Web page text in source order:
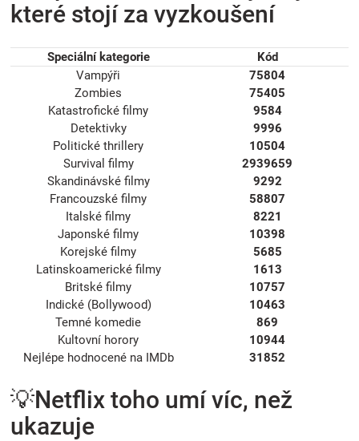
které stojí za vyzkoušení
Speciální kategorie
Kód
Vampýři
75804
Zombies
75405
Katastrofické filmy
9584
Detektivky
9996
Politické thrillery
10504
Survival filmy
2939659
Skandinávské filmy
9292
Francouzské filmy
58807
Italské filmy
8221
Japonské filmy
10398
Korejské filmy
5685
Latinskoamerické filmy
1613
Britské filmy
10757
Indické (Bollywood)
10463
Temné komedie
869
Kultovní horory
10944
Nejlépe hodnocené na IMDb
31852
💡Netflix toho umí víc, než
ukazuje